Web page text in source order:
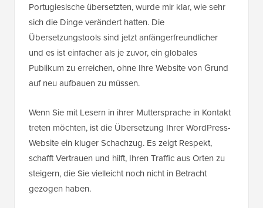
Portugiesische übersetzten, wurde mir klar, wie sehr
sich die Dinge verändert hatten. Die
Übersetzungstools sind jetzt anfängerfreundlicher
und es ist einfacher als je zuvor, ein globales
Publikum zu erreichen, ohne Ihre Website von Grund
auf neu aufbauen zu müssen.
Wenn Sie mit Lesern in ihrer Muttersprache in Kontakt
treten möchten, ist die Übersetzung Ihrer WordPress-
Website ein kluger Schachzug. Es zeigt Respekt,
schafft Vertrauen und hilft, Ihren Traffic aus Orten zu
steigern, die Sie vielleicht noch nicht in Betracht
gezogen haben.